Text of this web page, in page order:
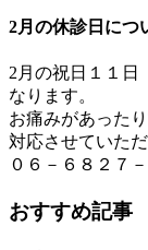
2月の休診日につ
2月の祝日１１日
なります。
お痛みがあった
対応させていただ
０６－６８２７
おすすめ記事